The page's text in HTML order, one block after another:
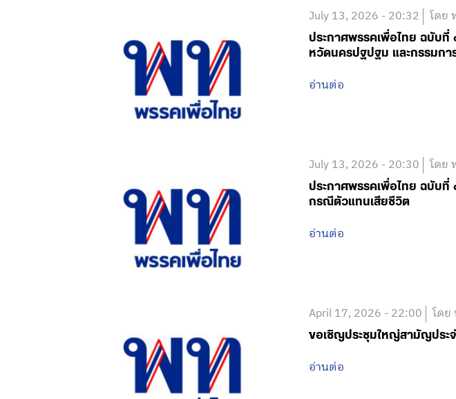
July 13, 2026 - 20:32 โดย
ประกาศพรรคเพื่อไทย ฉบับที่
หวัดนครปฐปฐม และกรรมก
อ่านต่อ
July 13, 2026 - 20:30 โดย
ประกาศพรรคเพื่อไทย ฉบับที่
กรณีตัวแทนเสียชีวิต
อ่านต่อ
April 17, 2026 - 22:00 โดย
ขอเชิญประชุมใหญ่สามัญประ
อ่านต่อ